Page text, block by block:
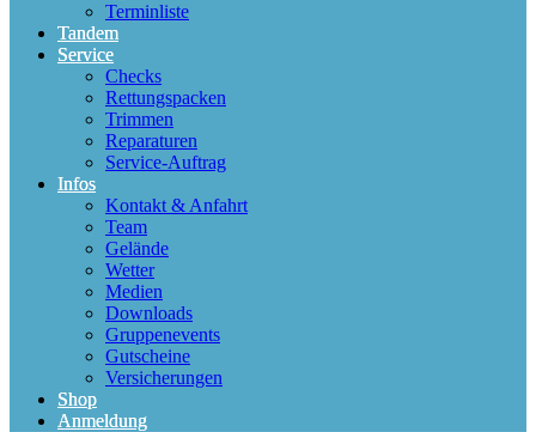
Terminliste
Tandem
Service
Checks
Rettungspacken
Trimmen
Reparaturen
Service-Auftrag
Infos
Kontakt & Anfahrt
Team
Gelände
Wetter
Medien
Downloads
Gruppenevents
Gutscheine
Versicherungen
Shop
Anmeldung